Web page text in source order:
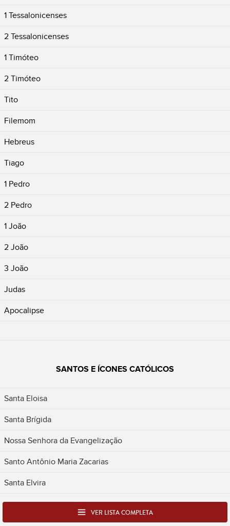
1 Tessalonicenses
2 Tessalonicenses
1 Timóteo
2 Timóteo
Tito
Filemom
Hebreus
Tiago
1 Pedro
2 Pedro
1 João
2 João
3 João
Judas
Apocalipse
SANTOS E ÍCONES CATÓLICOS
Santa Eloisa
Santa Brígida
Nossa Senhora da Evangelização
Santo Antônio Maria Zacarias
Santa Elvira
VER LISTA COMPLETA